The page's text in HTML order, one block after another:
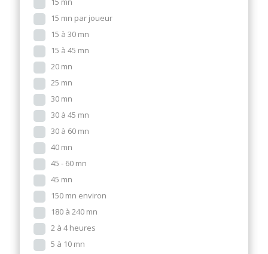
15 mn par joueur
15 à 30 mn
15 à 45 mn
20 mn
25 mn
30 mn
30 à 45 mn
30 à 60 mn
40 mn
45 - 60 mn
45 mn
150 mn environ
180 à 240 mn
2 à 4 heures
5 à 10 mn